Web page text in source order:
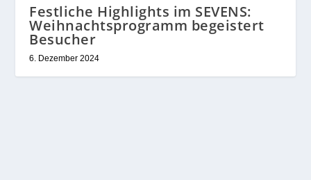
Festliche Highlights im SEVENS:
Weihnachtsprogramm begeistert
Besucher
6. Dezember 2024